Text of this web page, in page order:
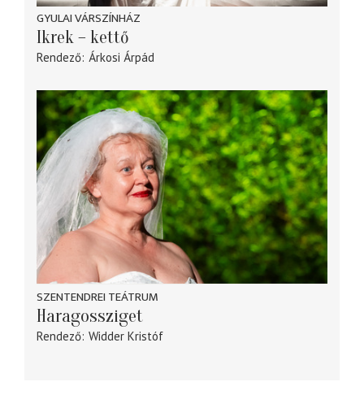
GYULAI VÁRSZÍNHÁZ
Ikrek – kettő
Rendező Árkosi Árpád
SZENTENDREI TEÁTRUM
Haragossziget
Rendező Widder Kristóf